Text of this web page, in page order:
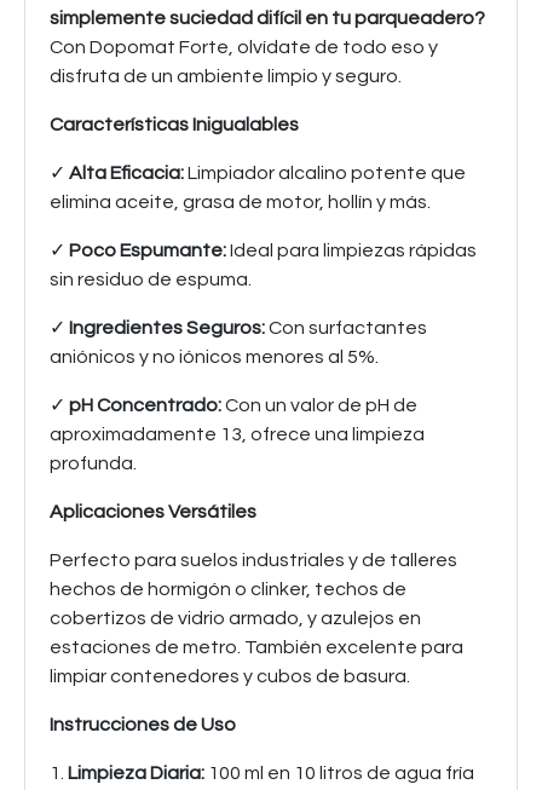
simplemente suciedad difícil en tu parqueadero?
Con Dopomat Forte, olvídate de todo eso y
disfruta de un ambiente limpio y seguro.
Características Inigualables
✓ Alta Eficacia:Limpiador alcalino potente que
elimina aceite, grasa de motor, hollín y más.
✓ Poco Espumante:Ideal para limpiezas rápidas
sin residuo de espuma.
✓ Ingredientes Seguros:Con surfactantes
aniónicos y no iónicos menores al 5%.
✓ pH Concentrado:Con un valor de pH de
aproximadamente 13, ofrece una limpieza
profunda.
Aplicaciones Versátiles
Perfecto para suelos industriales y de talleres
hechos de hormigón o clinker, techos de
cobertizos de vidrio armado, y azulejos en
estaciones de metro. También excelente para
limpiar contenedores y cubos de basura.
Instrucciones de Uso
1. Limpieza Diaria: 100 ml en 10 litros de agua fría